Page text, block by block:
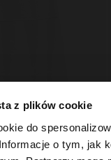
z plików cookie
do
o tym, jak